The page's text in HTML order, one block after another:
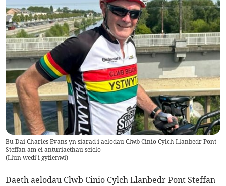
Bu Dai Charles Evans yn siarad i aelodau Clwb Cinio Cylch Llanbedr Pont
Steffan am ei anturiaethau seiclo
(Llun wedi'i gyflenwi)
Daeth aelodau Clwb Cinio Cylch Llanbedr Pont Steffan